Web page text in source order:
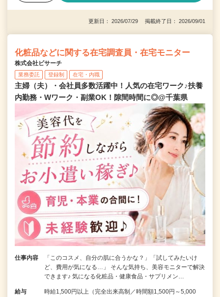
更新日： 2026/07/29 掲載終了日： 2026/09/01
化粧品などに関する在宅調査員・在宅モニター
株式会社ビサーチ
業務委託 登録制 在宅・内職
主婦（夫）・会社員多数活躍中！人気の在宅ワーク♪扶養
内勤務・Wワーク・副業OK！隙間時間に◎@千葉県
仕事内容
「このコスメ、自分の肌に合うかな？」「試してみたいけ
ど、費用が気になる…」 そんな気持ち、美容モニターで解決
できます♪ 気になる化粧品・健康食品・サプリメン…
給与
時給1,500円以上（完全出来高制／時間額1,500円～5,000